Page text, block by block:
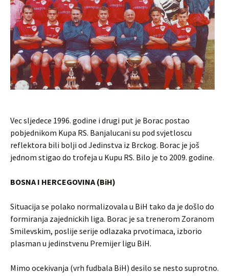
Vec sljedece 1996. godine i drugi put je Borac postao
pobjednikom Kupa RS. Banjalucani su pod svjetloscu
reflektora bili bolji od Jedinstva iz Brckog. Borac je još
jednom stigao do trofeja u Kupu RS. Bilo je to 2009. godine.
BOSNA I HERCEGOVINA (BiH)
Situacija se polako normalizovala u BiH tako da je došlo do
formiranja zajednickih liga. Borac je sa trenerom Zoranom
Smilevskim, poslije serije odlazaka prvotimaca, izborio
plasman u jedinstvenu Premijer ligu BiH.
Mimo ocekivanja (vrh fudbala BiH) desilo se nesto suprotno.